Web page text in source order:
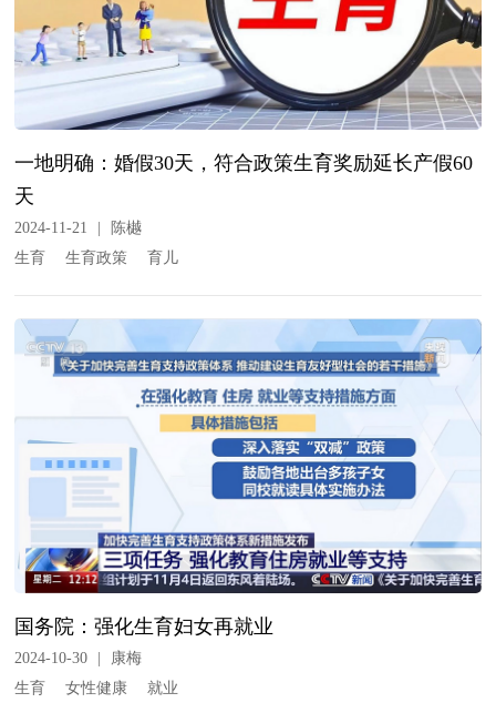
一地明确：婚假30天，符合政策生育奖励延长产假60
天
2024-11-21
陈樾
生育
生育政策 育儿
国务院：强化生育妇女再就业
2024-10-30
康梅
生育
女性健康 就业